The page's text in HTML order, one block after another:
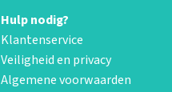
Hulp nodig?
Klantenservice
Veiligheid en privacy
Algemene voorwaarden